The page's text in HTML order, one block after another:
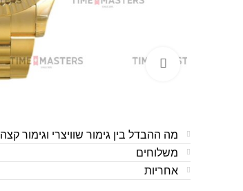
לחצו להגדלה
מה ההבדל בין גימור שוויצרי וגימור קצה
משלוחים
אחריות